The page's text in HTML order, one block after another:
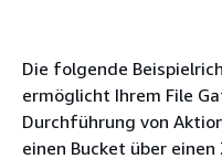
Die folgende
ermöglicht Ihrem File
Durchführung von
einen Bucket über